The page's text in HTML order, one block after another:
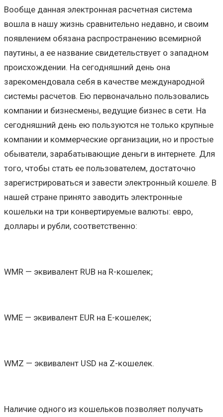
Вообще данная электронная расчетная система
вошла в нашу жизнь сравнительно недавно, и своим
появлением обязана распространению всемирной
паутины, а ее название свидетельствует о западном
происхождении. На сегодняшний день она
зарекомендовала себя в качестве международной
системы расчетов. Ею первоначально пользовались
компании и бизнесмены, ведущие бизнес в сети. На
сегодняшний день ею пользуются не только крупные
компании и коммерческие организации, но и простые
обыватели, зарабатывающие деньги в интернете. Для
того, чтобы стать ее пользователем, достаточно
зарегистрироваться и завести электронный кошеле. В
нашей стране принято заводить электронные
кошельки на три конвертируемые валюты: евро,
доллары и рубли, соответственно:
WMR — эквивалент RUB на R-кошелек;
WME — эквивалент EUR на Е-кошелек;
WMZ — эквивалент USD на Z-кошелек.
Наличие одного из кошельков позволяет получать